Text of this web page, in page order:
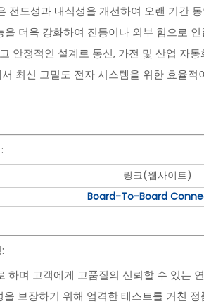
도성과 내식성을 개선하여 오랜 기간
더욱 강화하여 진동이나 외부 힘으로
정적인 설계로 통신, 가전 및 산업 자
최신 고밀도 전자 시스템을 위한 효율
링크(웹사이트)
Board-To-Board
하며 고객에게 고품질의 신뢰할 수 있는
보장하기 위해 엄격한 테스트를 거친